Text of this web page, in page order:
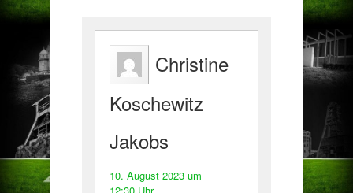
Christine
Koschewitz
Jakobs
10. August 2023 um
12:30 Uhr